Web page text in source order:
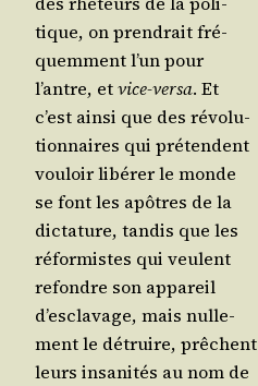
tique, on pren­drait fré­
quem­ment l’un pour
l’antre, etvice-ver­sa. Et
c’est ain­si que des révo­lu­
tion­naires qui pré­tendent
vou­loir libé­rer le monde
se font les apôtres de la
dic­ta­ture, tan­dis que les
réfor­mistes qui veulent
refondre son appa­reil
d’es­cla­vage, mais nul­le­
ment le détruire, prêchent
leurs insa­ni­tés au nom de